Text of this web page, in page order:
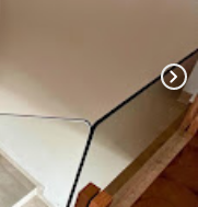
chevron_right